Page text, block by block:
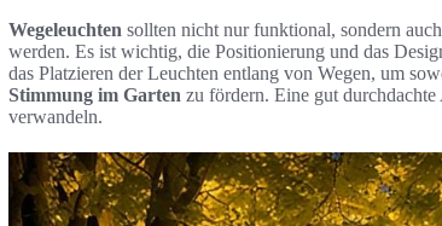
Wegeleuchten sollten nicht nur funktional, sondern
werden. Es ist wichtig, die Positionierung und das
das Platzieren der Leuchten entlang von Wegen, um
Stimmung im Garten zu fördern. Eine gut
verwandeln.